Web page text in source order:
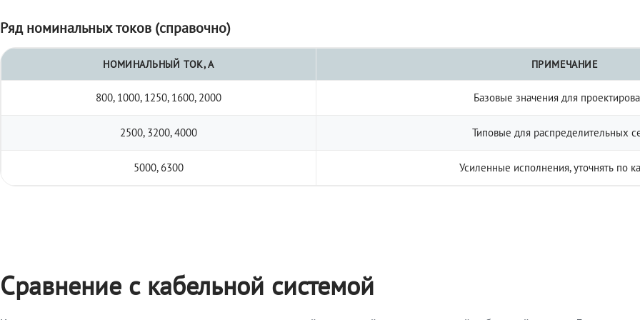
Ряд номинальных токов (справочно)
НОМИНАЛЬНЫЙ ТОК, А ПРИМЕЧАНИЕ
800, 1000, 1250, 1600, 2000 Базовые значения для
2500, 3200, 4000 Типовые для распределительных
5000, 6300 Усиленные исполнения, уточнять по
Сравнение с кабельной системой